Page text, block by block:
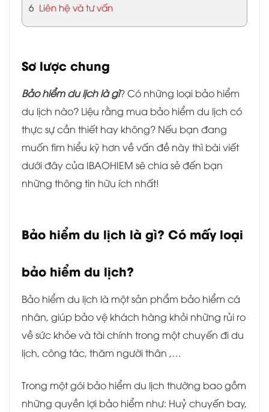
6 Liên hệ và tư vấn
Sơ lược chung
Bảo hiểm du lịch là gì? Có những loại bảo hiểm
du lịch nào? Liệu rằng mua bảo hiểm du lịch có
thực sự cần thiết hay không? Nếu bạn đang
muốn tìm hiểu kỹ hơn về vấn đề này thì bài viết
dưới đây của IBAOHIEM sẽ chia sẻ đến bạn
những thông tin hữu ích nhất!
Bảo hiểm du lịch là gì? Có mấy loại
bảo hiểm du lịch?
Bảo hiểm du lịch là một sản phẩm bảo hiểm cá
nhân, giúp bảo vệ khách hàng khỏi những rủi ro
về sức khỏe và tài chính trong một chuyến đi du
lịch, công tác, thăm người thân ,…
Trong một gói bảo hiểm du lịch thường bao gồm
những quyền lợi bảo hiểm như: Huỷ chuyến bay,